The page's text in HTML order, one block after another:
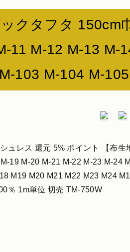
ックタフタ
11 M-12 M-13
103 M-104 M-
ュレス 還元 5% ポイント 【布
19 M-20 M-21 M-22 M-23 M-
M19 M20 M21 M22 M23 M24
％ 1m単位 切売 TM-750W